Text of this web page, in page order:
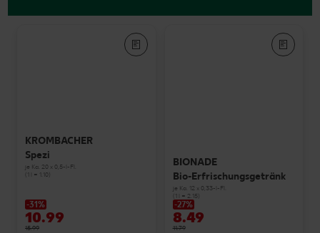
KROMBACHER
Spezi
je Ka. 20 x 0,5-l-Fl.
(1 l = 1.10)
-31%
10.99
15.99
BIONADE
Bio-Erfrischungsgetränk
je Ka. 12 x 0,33-l-Fl.
(1 l = 2.15)
-27%
8.49
11.79